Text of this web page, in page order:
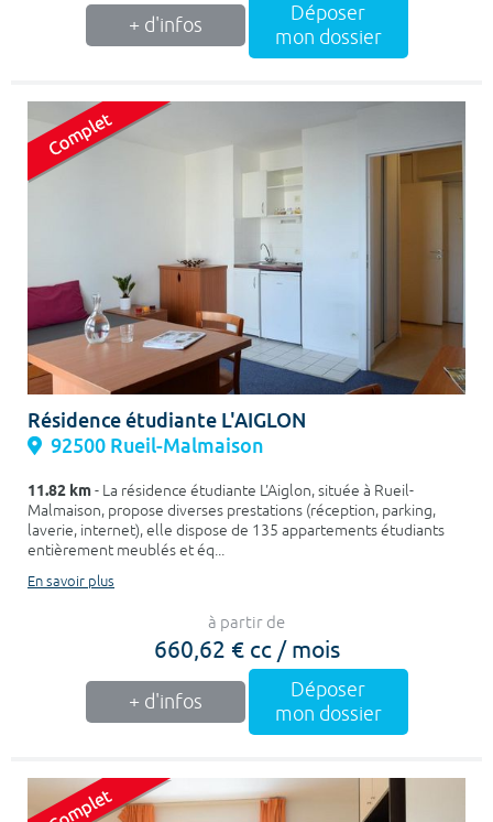
+ d'infos
Déposer
mon dossier
Résidence étudiante L'AIGLON
92500 Rueil-Malmaison
11.82 km- La résidence étudiante L'Aiglon, située à Rueil-
Malmaison, propose diverses prestations (réception, parking,
laverie, internet), elle dispose de 135 appartements étudiants
entièrement meublés et éq...
En savoir plus
à partir de
660,62 € cc / mois
+ d'infos
Déposer
mon dossier